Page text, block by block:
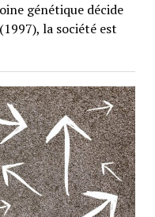
génétique décide
la société est